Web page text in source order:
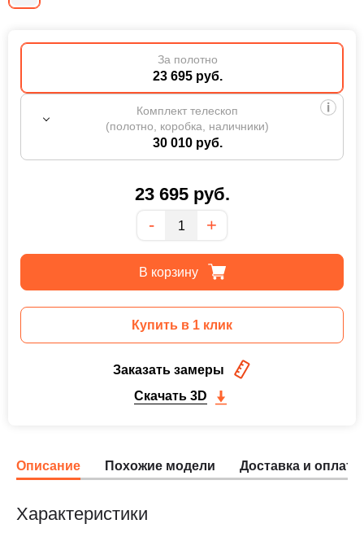
23 695руб.
Количество
- +
За полотно
23 695 руб.
Комплект телескоп
(полотно, коробка, наличники)
30 010 руб.
В корзину
Купить в 1 клик
Заказать замеры
Скачать 3D
Описание Похожие модели Доставка и оплата
Характеристики